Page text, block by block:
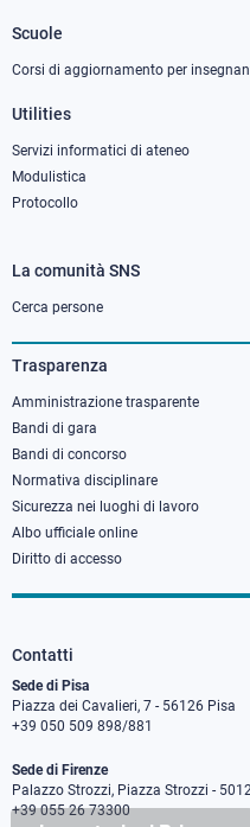
Scuole
Corsi di aggiornamento per
Utilities
Servizi informatici di ateneo
Modulistica
Protocollo
Footer
column
3
La comunità SNS
Cerca persone
Trasparenza
Amministrazione trasparente
Bandi di gara
Bandi di concorso
Normativa disciplinare
Sicurezza nei luoghi di lavoro
Albo ufficiale online
Diritto di accesso
Contatti
Sede di Pisa
Piazza dei Cavalieri, 7 - 56126 Pisa
+39 050 509 898/881
Sede di Firenze
Palazzo Strozzi, Piazza Strozzi -
+39 055 26 73300